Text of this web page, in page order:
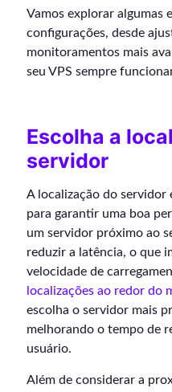
Vamos explorar algumas
configurações, desde
monitoramentos mais
seu VPS sempre
Escolha a
servidor
A localização do servidor
para garantir uma boa
um servidor próximo ao
reduzir a latência, o que
velocidade de
localizações ao redor do
escolha o servidor mais
melhorando o tempo de
usuário.
Além de considerar a